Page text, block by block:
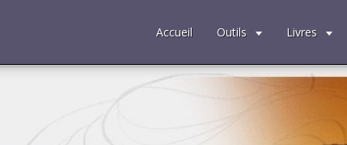
Accueil Outils Livres